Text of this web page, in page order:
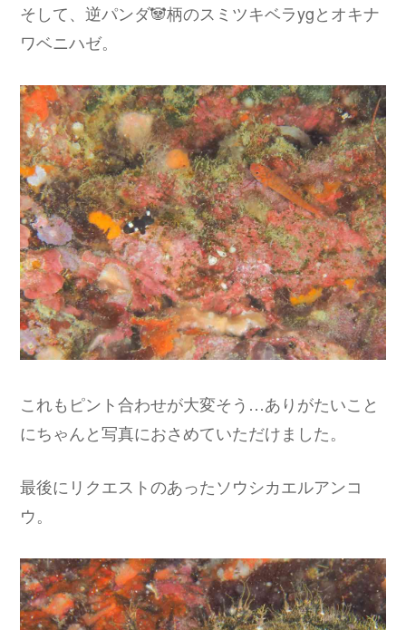
そして、逆パンダ🐼柄のスミツキベラygとオキナ
ワベニハゼ。
これもピント合わせが大変そう…ありがたいこと
にちゃんと写真におさめていただけました。
最後にリクエストのあったソウシカエルアンコ
ウ。